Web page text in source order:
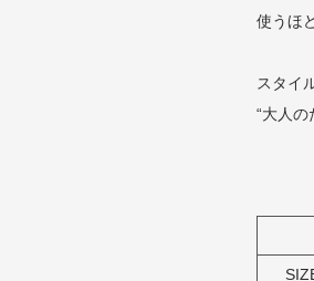
使うほ
スタイ
“大人の